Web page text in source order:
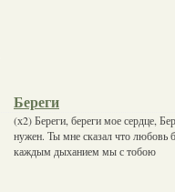
Береги
(х2) Береги, береги мое сердце,
нужен. Ты мне сказал что любовь
каждым дыханием мы с тобою